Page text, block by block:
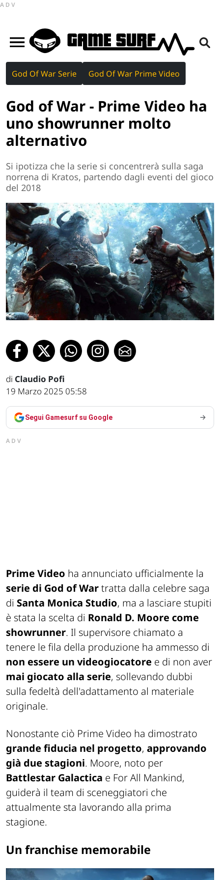
ADV
God Of War Serie God Of War Prime Video
God of War - Prime Video ha
uno showrunner molto
alternativo
Si ipotizza che la serie si concentrerà sulla saga
norrena di Kratos, partendo dagli eventi del gioco
del 2018
di Claudio Pofi
19 Marzo 2025 05:58
Segui Gamesurf su Google
ADV
Prime Video ha annunciato ufficialmente la
serie di God of Wartratta dalla celebre saga
di Santa Monica Studio, ma a lasciare stupiti
è stata la scelta di Ronald D. Moore come
showrunner. Il supervisore chiamato a
tenere le fila della produzione ha ammesso di
non essere un videogiocatore e di non aver
mai giocato alla serie, sollevando dubbi
sulla fedeltà dell'adattamento al materiale
originale.
Nonostante ciò Prime Video ha dimostrato
grande fiducia nel progetto, approvando
già due stagioni. Moore, noto per
Battlestar Galactica e For All Mankind,
guiderà il team di sceneggiatori che
attualmente sta lavorando alla prima
stagione.
Un franchise memorabile